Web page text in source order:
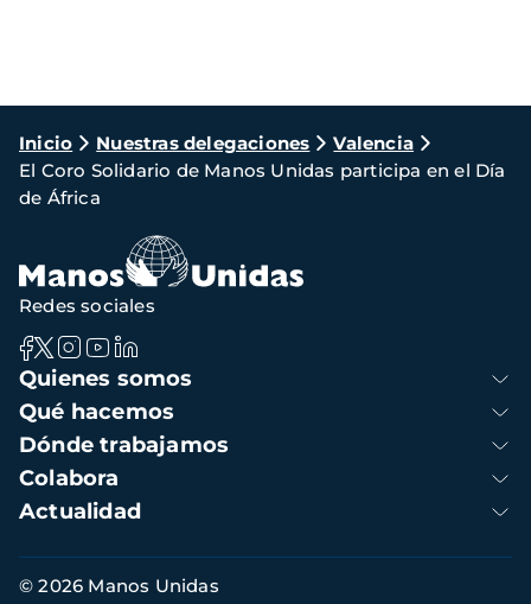
Ruta
de
navegación
Inicio Nuestras delegaciones
Valencia
El Coro Solidario de Manos Unidas participa en el Día
de África
Navegación
principal
Quienes somos
Qué hacemos
Dónde trabajamos
Colabora
Actualidad
Redes sociales
Información
© 2026 Manos Unidas